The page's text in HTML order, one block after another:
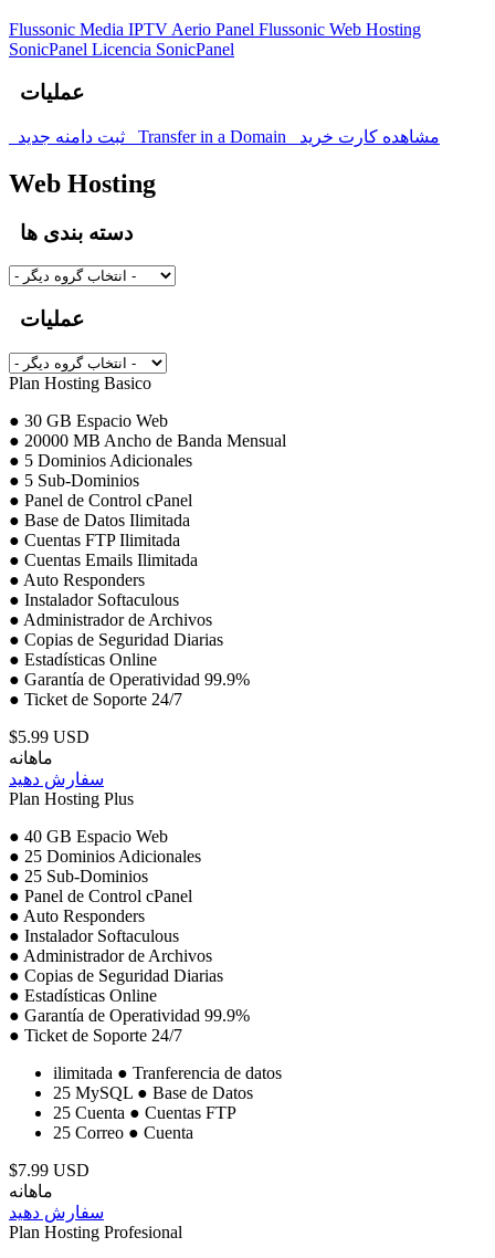
Flussonic Media IPTVAerio Panel Flussonic Web Hosting
SonicPanel Licencia SonicPanel
عملیات
Transfer in a Domain مشاهده کارت خرید
Web Hosting
دسته بندی ها
عملیات
Plan Hosting Basico
● 30 GB Espacio Web
● 20000 MB Ancho de Banda Mensual
● 5 Dominios Adicionales
● 5 Sub-Dominios
● Panel de Control cPanel
● Base de Datos Ilimitada
● Cuentas FTP Ilimitada
● Cuentas Emails Ilimitada
● Auto Responders
● Instalador Softaculous
● Administrador de Archivos
● Copias de Seguridad Diarias
● Estadísticas Online
● Garantía de Operatividad 99.9%
● Ticket de Soporte 24/7
$5.99 USD
ماهانه
سفارش دهید
Plan Hosting Plus
● 40 GB Espacio Web
● 25 Dominios Adicionales
● 25 Sub-Dominios
● Panel de Control cPanel
● Auto Responders
● Instalador Softaculous
● Administrador de Archivos
● Copias de Seguridad Diarias
● Estadísticas Online
● Garantía de Operatividad 99.9%
● Ticket de Soporte 24/7
ilimitada ● Tranferencia de datos
25 MySQL ● Base de Datos
25 Cuenta ● Cuentas FTP
25 Correo ● Cuenta
$7.99 USD
ماهانه
سفارش دهید
Plan Hosting Profesional